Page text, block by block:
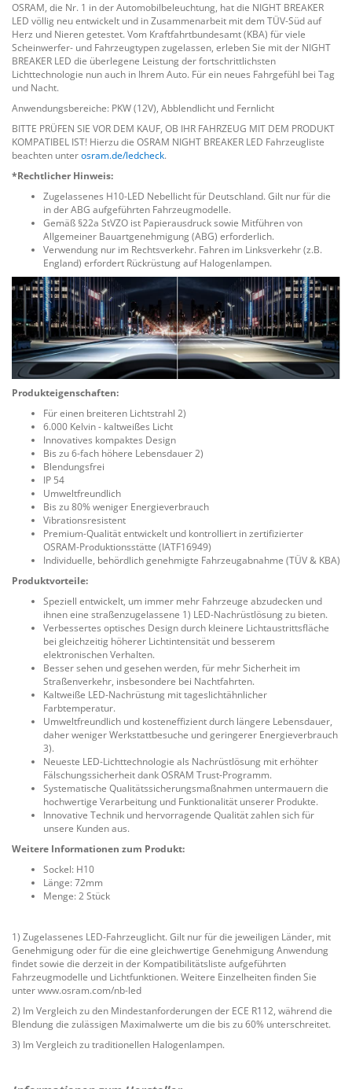
OSRAM, die Nr. 1 in der Automobilbeleuchtung, hat die NIGHT BREAKER
LED völlig neu entwickelt und in Zusammenarbeit mit dem TÜV-Süd auf
Herz und Nieren getestet. Vom Kraftfahrtbundesamt (KBA) für viele
Scheinwerfer- und Fahrzeugtypen zugelassen, erleben Sie mit der NIGHT
BREAKER LED die überlegene Leistung der fortschrittlichsten
Lichttechnologie nun auch in Ihrem Auto. Für ein neues Fahrgefühl bei Tag
und Nacht.
Anwendungsbereiche: PKW (12V), Abblendlicht und Fernlicht
BITTE PRÜFEN SIE VOR DEM KAUF, OB IHR FAHRZEUG MIT DEM PRODUKT
KOMPATIBEL IST! Hierzu die OSRAM NIGHT BREAKER LED Fahrzeugliste
beachten unterosram.de/ledcheck.
*Rechtlicher Hinweis:
Zugelassenes H10-LED Nebellicht für Deutschland. Gilt nur für die
in der ABG aufgeführten Fahrzeugmodelle.
Gemäß §22a StVZO ist Papierausdruck sowie Mitführen von
Allgemeiner Bauartgenehmigung (ABG) erforderlich.
Verwendung nur im Rechtsverkehr. Fahren im Linksverkehr (z.B.
England) erfordert Rückrüstung auf Halogenlampen.
Produkteigenschaften:
Für einen breiteren Lichtstrahl 2)
6.000 Kelvin - kaltweißes Licht
Innovatives kompaktes Design
Bis zu 6-fach höhere Lebensdauer 2)
Blendungsfrei
IP 54
Umweltfreundlich
Bis zu 80% weniger Energieverbrauch
Vibrationsresistent
Premium-Qualität entwickelt und kontrolliert in zertifizierter
OSRAM-Produktionsstätte (IATF16949)
Individuelle, behördlich genehmigte Fahrzeugabnahme (TÜV & KBA)
Produktvorteile:
Speziell entwickelt, um immer mehr Fahrzeuge abzudecken und
ihnen eine straßenzugelassene 1) LED-Nachrüstlösung zu bieten.
Verbessertes optisches Design durch kleinere Lichtaustrittsfläche
bei gleichzeitig höherer Lichtintensität und besserem
elektronischen Verhalten.
Besser sehen und gesehen werden, für mehr Sicherheit im
Straßenverkehr, insbesondere bei Nachtfahrten.
Kaltweiße LED-Nachrüstung mit tageslichtähnlicher
Farbtemperatur.
Umweltfreundlich und kosteneffizient durch längere Lebensdauer,
daher weniger Werkstattbesuche und geringerer Energieverbrauch
3).
Neueste LED-Lichttechnologie als Nachrüstlösung mit erhöhter
Fälschungssicherheit dank OSRAM Trust-Programm.
Systematische Qualitätssicherungsmaßnahmen untermauern die
hochwertige Verarbeitung und Funktionalität unserer Produkte.
Innovative Technik und hervorragende Qualität zahlen sich für
unsere Kunden aus.
Weitere Informationen zum Produkt:
Sockel: H10
Länge: 72mm
Menge: 2 Stück
1) Zugelassenes LED-Fahrzeuglicht. Gilt nur für die jeweiligen Länder, mit
Genehmigung oder für die eine gleichwertige Genehmigung Anwendung
findet sowie die derzeit in der Kompatibilitätsliste aufgeführten
Fahrzeugmodelle und Lichtfunktionen. Weitere Einzelheiten finden Sie
unter www.osram.com/nb-led
2) Im Vergleich zu den Mindestanforderungen der ECE R112, während die
Blendung die zulässigen Maximalwerte um die bis zu 60% unterschreitet.
3) Im Vergleich zu traditionellen Halogenlampen.